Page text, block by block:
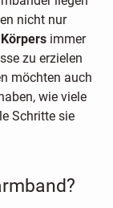
nicht nur
immer
zu erzielen
möchten auch
wie viele
Schritte sie